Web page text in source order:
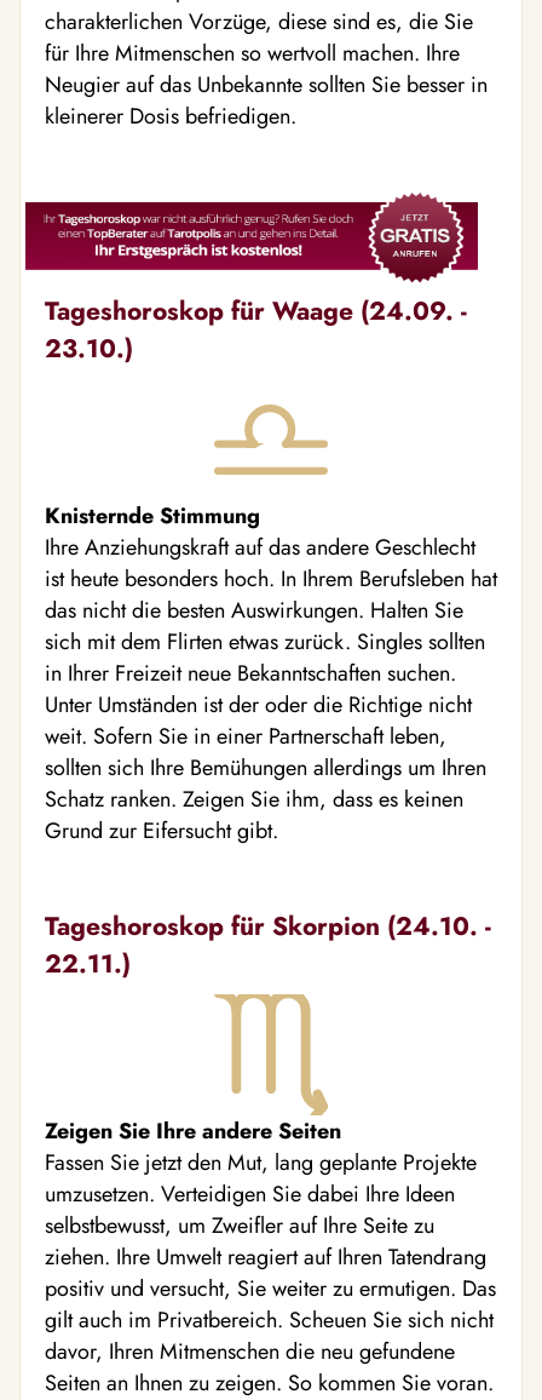
charakterlichen Vorzüge, diese sind es, die Sie
für Ihre Mitmenschen so wertvoll machen. Ihre
Neugier auf das Unbekannte sollten Sie besser in
kleinerer Dosis befriedigen.
Tageshoroskop für Waage (24.09. -
23.10.)
Knisternde Stimmung
Ihre Anziehungskraft auf das andere Geschlecht
ist heute besonders hoch. In Ihrem Berufsleben hat
das nicht die besten Auswirkungen. Halten Sie
sich mit dem Flirten etwas zurück. Singles sollten
in Ihrer Freizeit neue Bekanntschaften suchen.
Unter Umständen ist der oder die Richtige nicht
weit. Sofern Sie in einer Partnerschaft leben,
sollten sich Ihre Bemühungen allerdings um Ihren
Schatz ranken. Zeigen Sie ihm, dass es keinen
Grund zur Eifersucht gibt.
Tageshoroskop für Skorpion (24.10. -
22.11.)
Zeigen Sie Ihre andere Seiten
Fassen Sie jetzt den Mut, lang geplante Projekte
umzusetzen. Verteidigen Sie dabei Ihre Ideen
selbstbewusst, um Zweifler auf Ihre Seite zu
ziehen. Ihre Umwelt reagiert auf Ihren Tatendrang
positiv und versucht, Sie weiter zu ermutigen. Das
gilt auch im Privatbereich. Scheuen Sie sich nicht
davor, Ihren Mitmenschen die neu gefundene
Seiten an Ihnen zu zeigen. So kommen Sie voran.